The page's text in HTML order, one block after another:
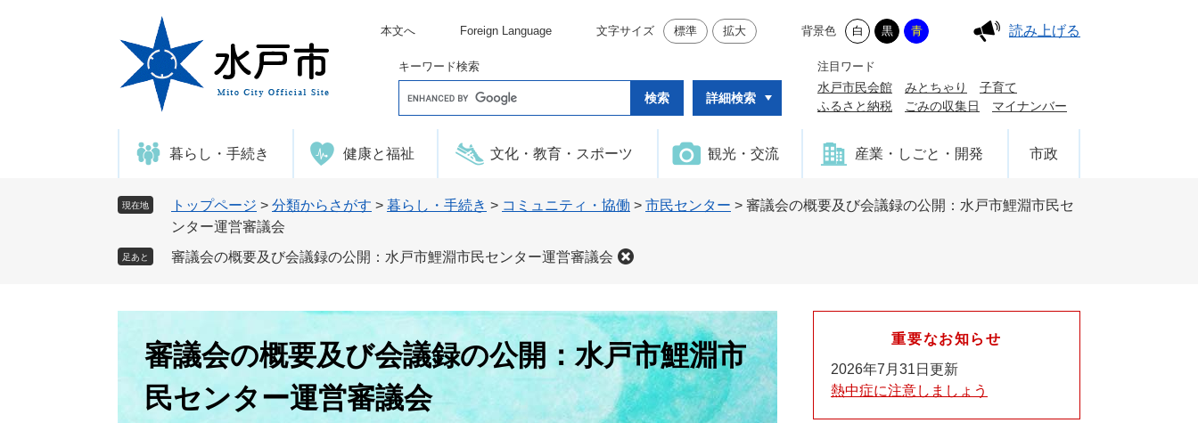
本文へ Foreign Language 文字サイズ 標準 拡大 背景色 白 黒 青 読み上げる
キーワード検索
o
e
タ
ム
詳細検索
注目ワード
水戸市民会館 みとちゃり
子育て
ふるさと納税
ごみの収集日 マイナンバー
暮らし・手続き 健康と福祉 文化・教育・スポーツ 観光・交流 産業・しごと・開発 市政
現在地 トップページ > 分類からさがす > 暮らし・手続き > コミュニティ・協働 > 市民センター > 審議会の概要及び会議録の公開：水戸市鯉淵市民セ
ンター運営審議会
足あと 審議会の概要及び会議録の公開：水戸市鯉淵市民センター運営審議会
審議会の概要及び会議録の公開：水戸市鯉淵市
民センター運営審議会
重要なお知らせ
2026年7月31日更新
熱中症に注意しましょう